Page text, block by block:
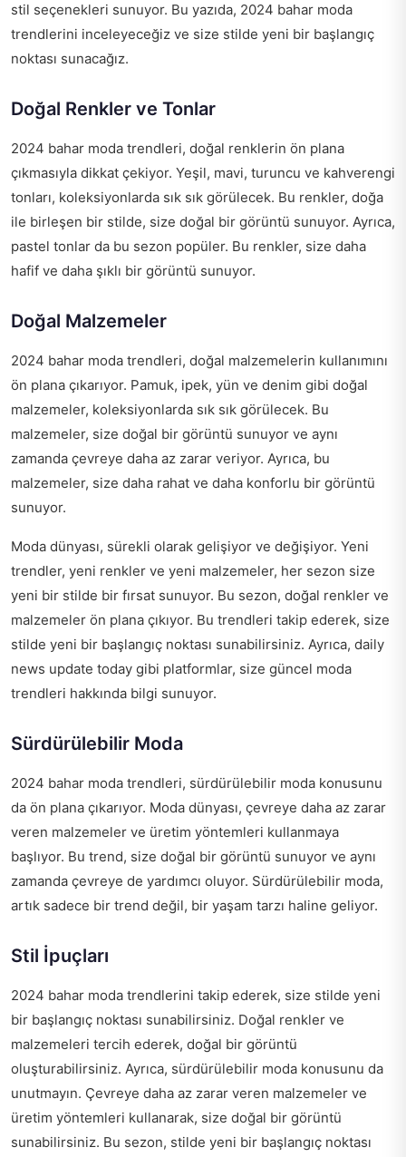
stil seçenekleri sunuyor. Bu yazıda, 2024 bahar moda
trendlerini inceleyeceğiz ve size stilde yeni bir başlangıç
noktası sunacağız.
Doğal Renkler ve Tonlar
2024 bahar moda trendleri, doğal renklerin ön plana
çıkmasıyla dikkat çekiyor. Yeşil, mavi, turuncu ve kahverengi
tonları, koleksiyonlarda sık sık görülecek. Bu renkler, doğa
ile birleşen bir stilde, size doğal bir görüntü sunuyor. Ayrıca,
pastel tonlar da bu sezon popüler. Bu renkler, size daha
hafif ve daha şıklı bir görüntü sunuyor.
Doğal Malzemeler
2024 bahar moda trendleri, doğal malzemelerin kullanımını
ön plana çıkarıyor. Pamuk, ipek, yün ve denim gibi doğal
malzemeler, koleksiyonlarda sık sık görülecek. Bu
malzemeler, size doğal bir görüntü sunuyor ve aynı
zamanda çevreye daha az zarar veriyor. Ayrıca, bu
malzemeler, size daha rahat ve daha konforlu bir görüntü
sunuyor.
Moda dünyası, sürekli olarak gelişiyor ve değişiyor. Yeni
trendler, yeni renkler ve yeni malzemeler, her sezon size
yeni bir stilde bir fırsat sunuyor. Bu sezon, doğal renkler ve
malzemeler ön plana çıkıyor. Bu trendleri takip ederek, size
stilde yeni bir başlangıç noktası sunabilirsiniz. Ayrıca, daily
news update today gibi platformlar, size güncel moda
trendleri hakkında bilgi sunuyor.
Sürdürülebilir Moda
2024 bahar moda trendleri, sürdürülebilir moda konusunu
da ön plana çıkarıyor. Moda dünyası, çevreye daha az zarar
veren malzemeler ve üretim yöntemleri kullanmaya
başlıyor. Bu trend, size doğal bir görüntü sunuyor ve aynı
zamanda çevreye de yardımcı oluyor. Sürdürülebilir moda,
artık sadece bir trend değil, bir yaşam tarzı haline geliyor.
Stil İpuçları
2024 bahar moda trendlerini takip ederek, size stilde yeni
bir başlangıç noktası sunabilirsiniz. Doğal renkler ve
malzemeleri tercih ederek, doğal bir görüntü
oluşturabilirsiniz. Ayrıca, sürdürülebilir moda konusunu da
unutmayın. Çevreye daha az zarar veren malzemeler ve
üretim yöntemleri kullanarak, size doğal bir görüntü
sunabilirsiniz. Bu sezon, stilde yeni bir başlangıç noktası